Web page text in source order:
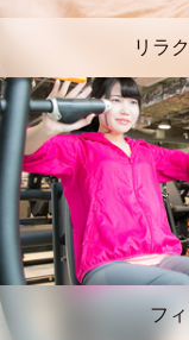
リラ
フ